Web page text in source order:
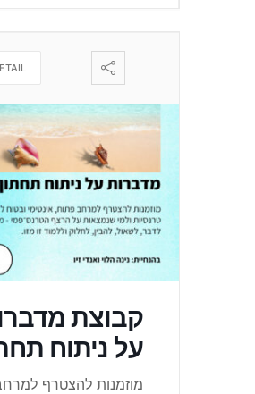
קבוצת
על ניתוח
מוזמנות להצטרף